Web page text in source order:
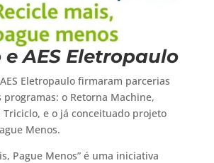
AES Eletropaulo
Eletropaulo firmaram parcerias
o Retorna Machine,
e o já conceituado projeto
Menos.
Pague Menos” é uma iniciativa